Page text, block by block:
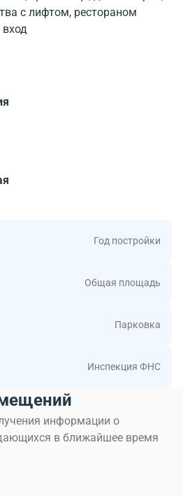
с лифтом, рестораном
вход
Год постройки
Общая площадь
Парковка
Инспекция ФНС
информации о
в ближайшее время